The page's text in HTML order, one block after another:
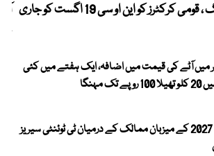
کیریبین پریمیئر لیگ ، قومی کرکٹرز کو این او سی 19 اگست کو جاری
میں آٹے کی قیمت میں اضافہ، ایک ہفتے میں کئی
تک مہنگا
ورلڈ کپ 2027 کے میزبان ممالک کے درمیان ٹی ٹوئنٹی سیریز